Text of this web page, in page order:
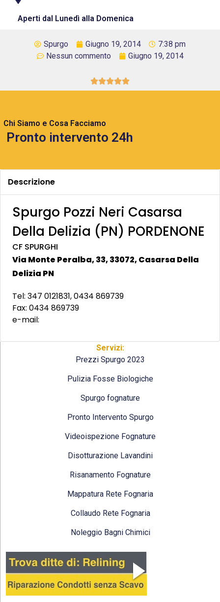
Aperti dal Lunedì alla Domenica
Spurgo Giugno 19, 2014
7:38 pm
Nessun commento
Giugno 19, 2014

Chi Siamo e Cosa Facciamo
Pronto intervento 24h
Descrizione
Spurgo Pozzi Neri Casarsa
Della Delizia (PN) PORDENONE
CF SPURGHI
Via Monte Peralba, 33, 33072, Casarsa Della
Delizia PN
Tel: 347 0121831, 0434 869739
Fax: 0434 869739
e-mail:
Servizi:
Prezzi Spurgo 2023
Pulizia Fosse Biologiche
Spurgo fognature
Pronto Intervento Spurgo
Videoispezione Fognature
Disotturazione Lavandini
Risanamento Fognature
Mappatura Rete Fognaria
Collaudo Rete Fognaria
Noleggio Bagni Chimici